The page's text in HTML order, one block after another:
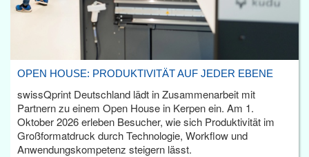
OPEN HOUSE: PRODUKTIVITÄT AUF JEDER EBENE
swissQprint Deutschland lädt in Zusammenarbeit mit
Partnern zu einem Open House in Kerpen ein. Am 1.
Oktober 2026 erleben Besucher, wie sich Produktivität im
Großformatdruck durch Technologie, Workflow und
Anwendungskompetenz steigern lässt.